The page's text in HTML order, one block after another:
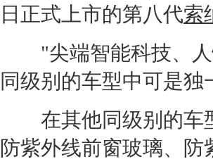
日正式上市的第八代索
"尖端智能科技、人
同级别的车型中可是
在其他同级别的车
防紫外线前窗玻璃、